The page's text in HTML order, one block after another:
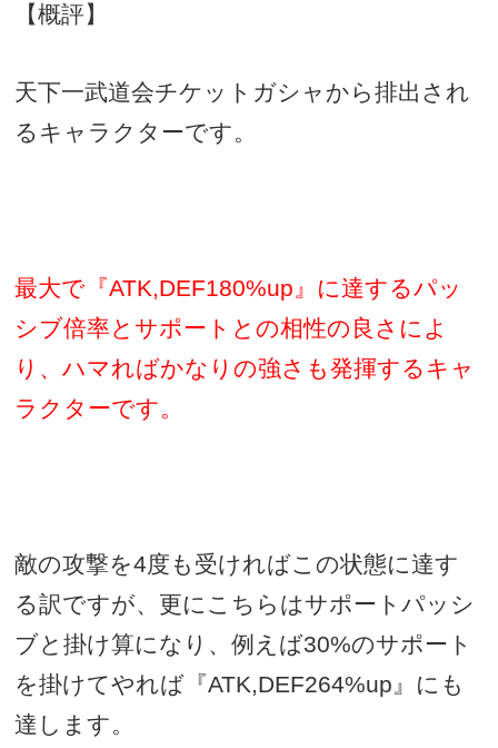
【概評】
天下一武道会チケットガシャから排出され
るキャラクターです。
最大で『ATK,DEF180%up』に達するパッ
シブ倍率とサポートとの相性の良さによ
り、ハマればかなりの強さも発揮するキャ
ラクターです。
敵の攻撃を4度も受ければこの状態に達す
る訳ですが、更にこちらはサポートパッシ
ブと掛け算になり、例えば30%のサポート
を掛けてやれば『ATK,DEF264%up』にも
達します。